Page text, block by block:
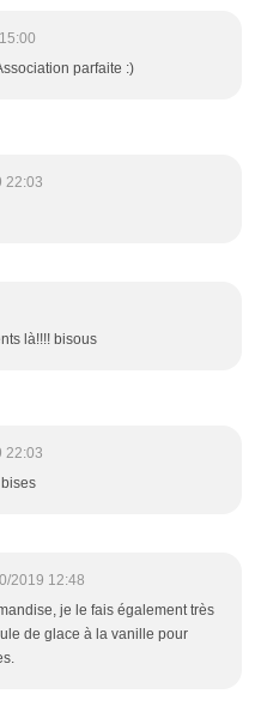
parfaite :)
22:03
là!!!! bisous
22:03
2019 12:48
je le fais également très
de glace à la vanille pour